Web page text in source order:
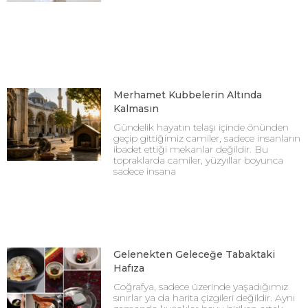
Merhamet Kubbelerin Altında
Kalmasın
Gündelik hayatın telaşı içinde önünden
geçip gittiğimiz camiler, sadece insanların
ibadet ettiği mekanlar değildir. Bu
topraklarda camiler, yüzyıllar boyunca
sadece insana
Gelenekten Geleceğe Tabaktaki
Hafıza
Coğrafya, sadece üzerinde yaşadığımız
sınırlar ya da harita çizgileri değildir. Aynı